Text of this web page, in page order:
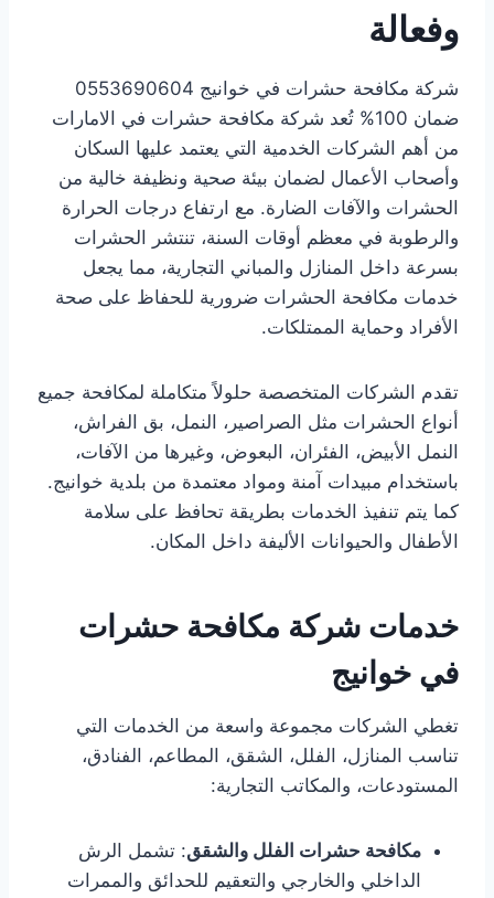
وفعالة
شركة مكافحة حشرات في خوانيج 0553690604
ضمان 100% تُعد شركة مكافحة حشرات في الامارات
من أهم الشركات الخدمية التي يعتمد عليها السكان
وأصحاب الأعمال لضمان بيئة صحية ونظيفة خالية من
الحشرات والآفات الضارة. مع ارتفاع درجات الحرارة
والرطوبة في معظم أوقات السنة، تنتشر الحشرات
بسرعة داخل المنازل والمباني التجارية، مما يجعل
خدمات مكافحة الحشرات ضرورية للحفاظ على صحة
الأفراد وحماية الممتلكات.
تقدم الشركات المتخصصة حلولاً متكاملة لمكافحة جميع
أنواع الحشرات مثل الصراصير، النمل، بق الفراش،
النمل الأبيض، الفئران، البعوض، وغيرها من الآفات،
باستخدام مبيدات آمنة ومواد معتمدة من بلدية خوانيج.
كما يتم تنفيذ الخدمات بطريقة تحافظ على سلامة
الأطفال والحيوانات الأليفة داخل المكان.
خدمات شركة مكافحة حشرات
في خوانيج
تغطي الشركات مجموعة واسعة من الخدمات التي
تناسب المنازل، الفلل، الشقق، المطاعم، الفنادق،
المستودعات، والمكاتب التجارية:
مكافحة حشرات الفلل والشقق: تشمل الرش
الداخلي والخارجي والتعقيم للحدائق والممرات